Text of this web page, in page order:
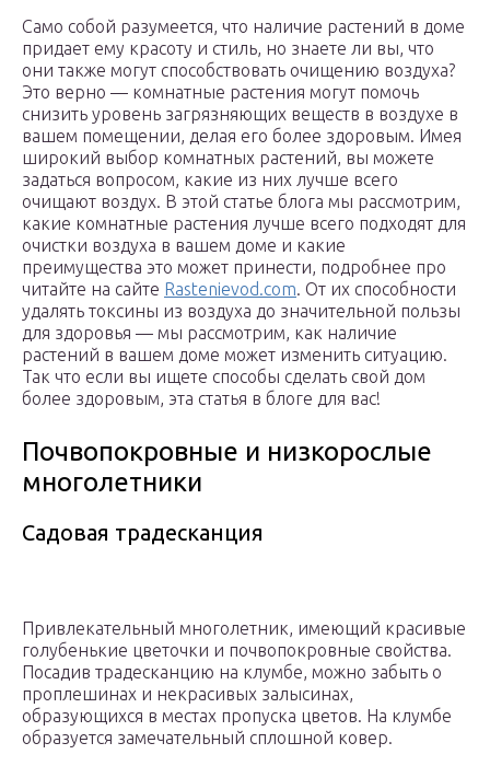
Само собой разумеется, что наличие растений в доме
придает ему красоту и стиль, но знаете ли вы, что
они также могут способствовать очищению воздуха?
Это верно — комнатные растения могут помочь
снизить уровень загрязняющих веществ в воздухе в
вашем помещении, делая его более здоровым. Имея
широкий выбор комнатных растений, вы можете
задаться вопросом, какие из них лучше всего
очищают воздух. В этой статье блога мы рассмотрим,
какие комнатные растения лучше всего подходят для
очистки воздуха в вашем доме и какие
преимущества это может принести, подробнее про
читайте на сайте Rastenievod.com. От их способности
удалять токсины из воздуха до значительной пользы
для здоровья — мы рассмотрим, как наличие
растений в вашем доме может изменить ситуацию.
Так что если вы ищете способы сделать свой дом
более здоровым, эта статья в блоге для вас!
Почвопокровные и низкорослые
многолетники
Садовая традесканция
Привлекательный многолетник, имеющий красивые
голубенькие цветочки и почвопокровные свойства.
Посадив традесканцию на клумбе, можно забыть о
проплешинах и некрасивых залысинах,
образующихся в местах пропуска цветов. На клумбе
образуется замечательный сплошной ковер.